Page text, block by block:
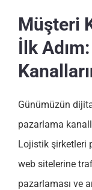
Müşteri
İlk
Günümüzün
pazarlama
Lojistik şirketleri
web sitelerine
pazarlaması ve